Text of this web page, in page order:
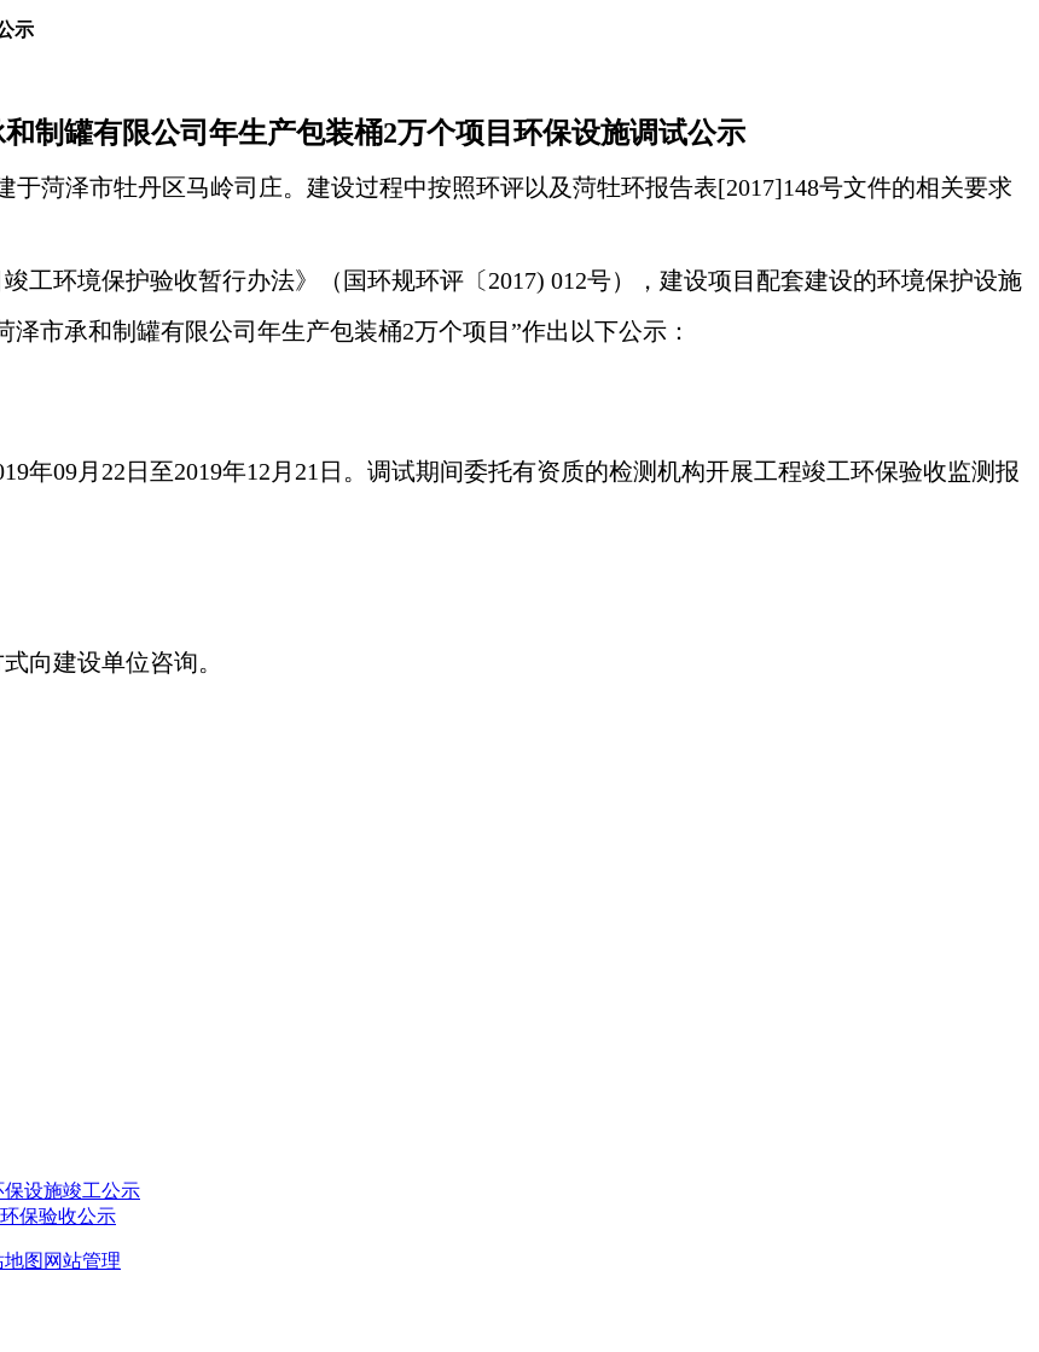
示
制罐有限公司年生产包装桶2万个项目环保设施调试公示
于菏泽市牡丹区马岭司庄。建设过程中按照环评以及菏牡环报告表[2017]148号文件的相关要求
工环境保护验收暂行办法》（国环规环评〔2017) 012号），建设项目配套建设的环境保护设施
泽市承和制罐有限公司年生产包装桶2万个项目 ”作出以下公示：
9年09月 22 日至2019年12 月 21 日。调试期间委托有资质的检测机构开展工程竣工环保验收监测报
向建设单位咨询。
设施竣工公示
保验收公示
地图 网站管理